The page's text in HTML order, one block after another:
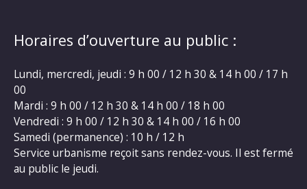
Horaires d’ouverture au public :
Lundi, mercredi, jeudi : 9 h 00 / 12 h 30 & 14 h 00 / 17 h
00
Mardi : 9 h 00 / 12 h 30 & 14 h 00 / 18 h 00
Vendredi : 9 h 00 / 12 h 30 & 14 h 00 / 16 h 00
Samedi (permanence) : 10 h / 12 h
Service urbanisme reçoit sans rendez-vous. Il est fermé
au public le jeudi.